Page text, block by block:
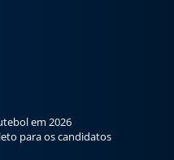
em 2026
para os candidatos